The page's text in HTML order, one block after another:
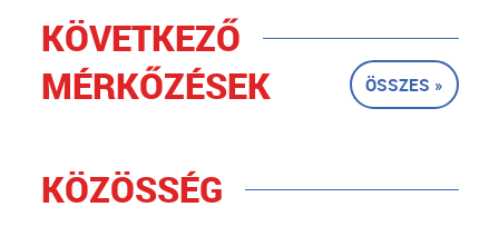
KÖVETKEZŐ
MÉRKŐZÉSEK
ÖSSZES »
KÖZÖSSÉG